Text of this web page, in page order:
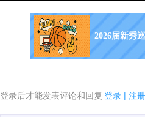
2026届新秀
登录后才能发表评论和回复 登录 | 注册